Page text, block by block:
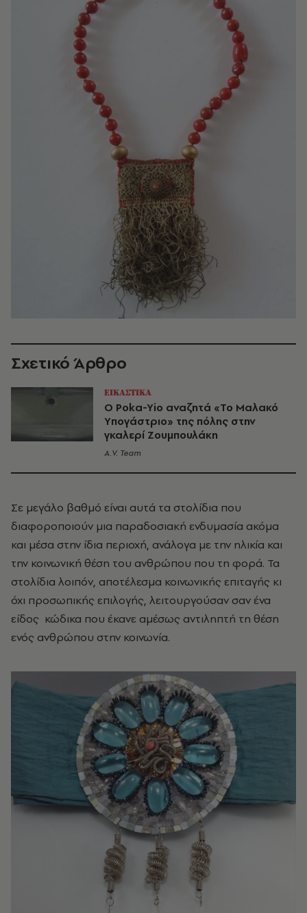
Σχετικό Άρθρο
ΕΙΚΑΣΤΙΚΑ
Ο Poka-Yio αναζητά «Το Mαλακό
Yπογάστριο» της πόλης στην
γκαλερί Ζουμπουλάκη
A.V. Team
Σε μεγάλο βαθμό είναι αυτά τα στολίδια που
διαφοροποιούν μια παραδοσιακή ενδυμασία ακόμα
και μέσα στην ίδια περιοχή, ανάλογα με την ηλικία και
την κοινωνική θέση του ανθρώπου που τη φορά. Τα
στολίδια λοιπόν, αποτέλεσμα κοινωνικής επιταγής κι
όχι προσωπικής επιλογής, λειτουργούσαν σαν ένα
είδος κώδικα που έκανε αμέσως αντιληπτή τη θέση
ενός ανθρώπου στην κοινωνία.